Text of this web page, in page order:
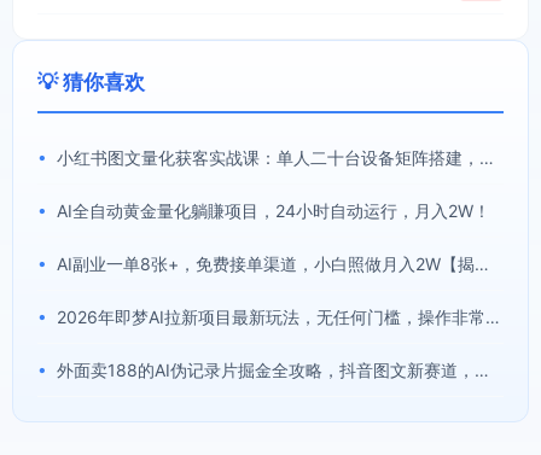
💡 猜你喜欢
• 小红书图文量化获客实战课：单人二十台设备矩阵搭建，标准化流程高效批量引流获客
• AI全自动黄金量化躺賺项目，24小时自动运行，月入2W！
• AI副业一单8张+，免费接单渠道，小白照做月入2W【揭秘】
• 2026年即梦AI拉新项目最新玩法，无任何门槛，操作非常简单，人人都可做，拉新佣金最高13米每单(更新08月07日)
• 外面卖188的AI伪记录片掘金全攻略，抖音图文新赛道，轻松涨粉变现，拿创作者伙伴计划收益【文档】